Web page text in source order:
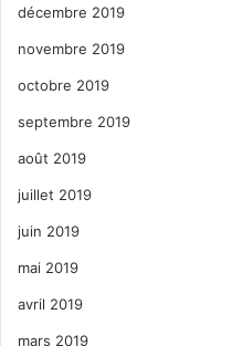
décembre 2019
novembre 2019
octobre 2019
septembre 2019
août 2019
juillet 2019
juin 2019
mai 2019
avril 2019
mars 2019